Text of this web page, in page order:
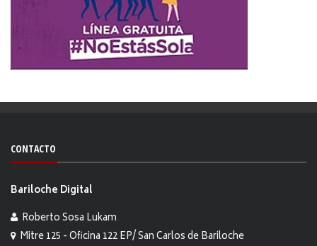
CONTACTO
Bariloche Digital
Roberto Sosa Lukam
Mitre 125 - Oficina 122 EP/ San Carlos de Bariloche